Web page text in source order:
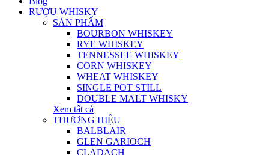
RƯỢU WHISKY
SẢN PHẨM
BOURBON WHISKEY
RYE WHISKEY
TENNESSEE WHISKEY
CORN WHISKEY
WHEAT WHISKEY
SINGLE POT STILL
DOUBLE MALT WHISKY
Xem tất cả
THƯƠNG HIỆU
BALBLAIR
GLEN GARIOCH
CLADACH